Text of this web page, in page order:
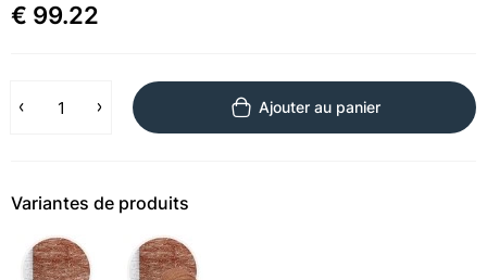
€ 99.22
Ajouter au panier
Variantes de produits